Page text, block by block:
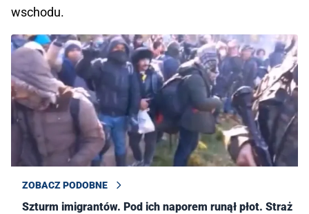
wschodu.
ZOBACZ PODOBNE
Szturm imigrantów. Pod ich naporem runął płot. Straż